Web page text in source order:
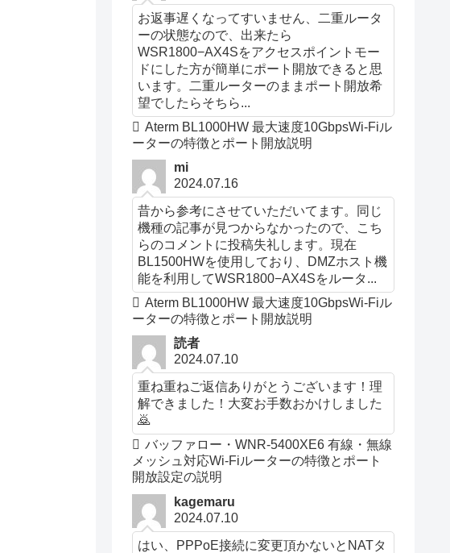
お返事遅くなってすいません、二重ルータ
ーの状態なので、出来たら
WSR1800−AX4Sをアクセスポイントモー
ドにした方が簡単にポート開放できると思
います。二重ルーターのままポート開放希
望でしたらそちら...
Aterm BL1000HW 最大速度10GbpsWi-Fiル
ーターの特徴とポート開放説明
mi
2024.07.16
昔から参考にさせていただいてます。同じ
機種の記事が見つからなかったので、こち
らのコメントに投稿失礼します。現在
BL1500HWを使用しており、DMZホスト機
能を利用してWSR1800−AX4Sをルータ...
Aterm BL1000HW 最大速度10GbpsWi-Fiル
ーターの特徴とポート開放説明
読者
2024.07.10
重ね重ねご返信ありがとうございます！理
解できました！大変お手数おかけしました
🙇
バッファロー・WNR-5400XE6 有線・無線
メッシュ対応Wi-Fiルーターの特徴とポート
開放設定の説明
kagemaru
2024.07.10
はい、PPPoE接続に変更頂かないとNATタ